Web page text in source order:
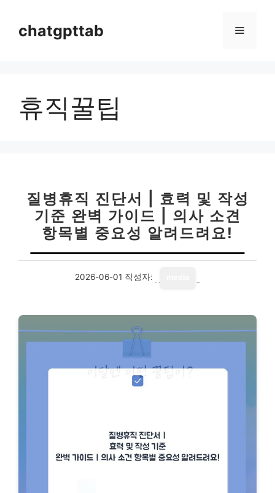
chatgpttab 메
휴직꿀팁
질병휴직 진단서 | 효력 및 작성
기준 완벽 가이드 | 의사 소견
항목별 중요성 알려드려요!
2026-06-01 작성자: